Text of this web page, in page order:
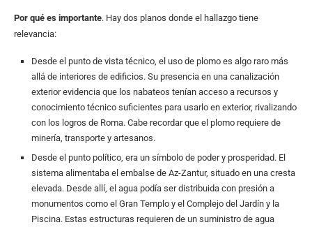
Por qué es importante. Hay dos planos donde el hallazgo tiene
relevancia:
Desde el punto de vista técnico, el uso de plomo es algo raro más
allá de interiores de edificios. Su presencia en una canalización
exterior evidencia que los nabateos tenían acceso a recursos y
conocimiento técnico suficientes para usarlo en exterior, rivalizando
con los logros de Roma. Cabe recordar que el plomo requiere de
minería, transporte y artesanos.
Desde el punto político, era un símbolo de poder y prosperidad. El
sistema alimentaba el embalse de Az-Zantur, situado en una cresta
elevada. Desde allí, el agua podía ser distribuida con presión a
monumentos como el Gran Templo y el Complejo del Jardín y la
Piscina. Estas estructuras requieren de un suministro de agua